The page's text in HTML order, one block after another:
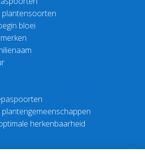
bloei
herkenbaarheid